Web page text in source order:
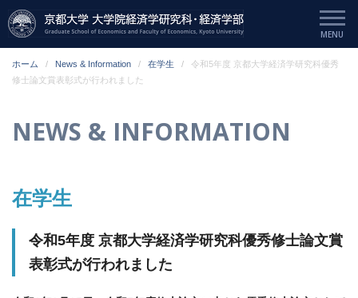
ホーム News & Information 在学生
令和5年度 京都大学経済学研究科優秀
修士論文賞表彰式が行われました
NEWS & INFORMATION
在学生
令和5年度 京都大学経済学研究科優秀修士論文賞
表彰式が行われました